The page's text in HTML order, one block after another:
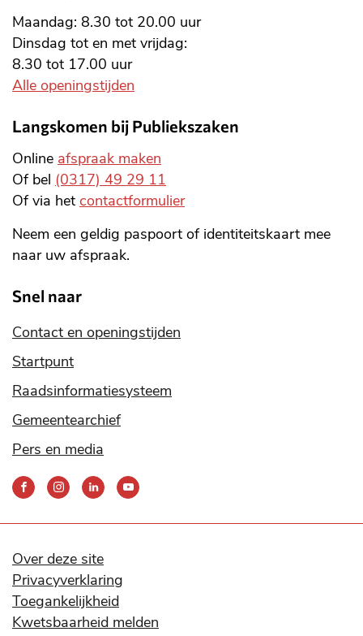
Maandag: 8.30 tot 20.00 uur
Dinsdag tot en met vrijdag:
8.30 tot 17.00 uur
Alle openingstijden
Langskomen bij Publiekszaken
Online afspraak maken
Of bel (0317) 49 29 11
Of via het contactformulier
Neem een geldig paspoort of identiteitskaart mee
naar uw afspraak.
Snel naar
Contact en openingstijden
Startpunt
Raadsinformatiesysteem
Gemeentearchief
Pers en media
Bereik
ons
social
media
kanalen
Over deze site
Privacyverklaring
Toegankelijkheid
Kwetsbaarheid melden